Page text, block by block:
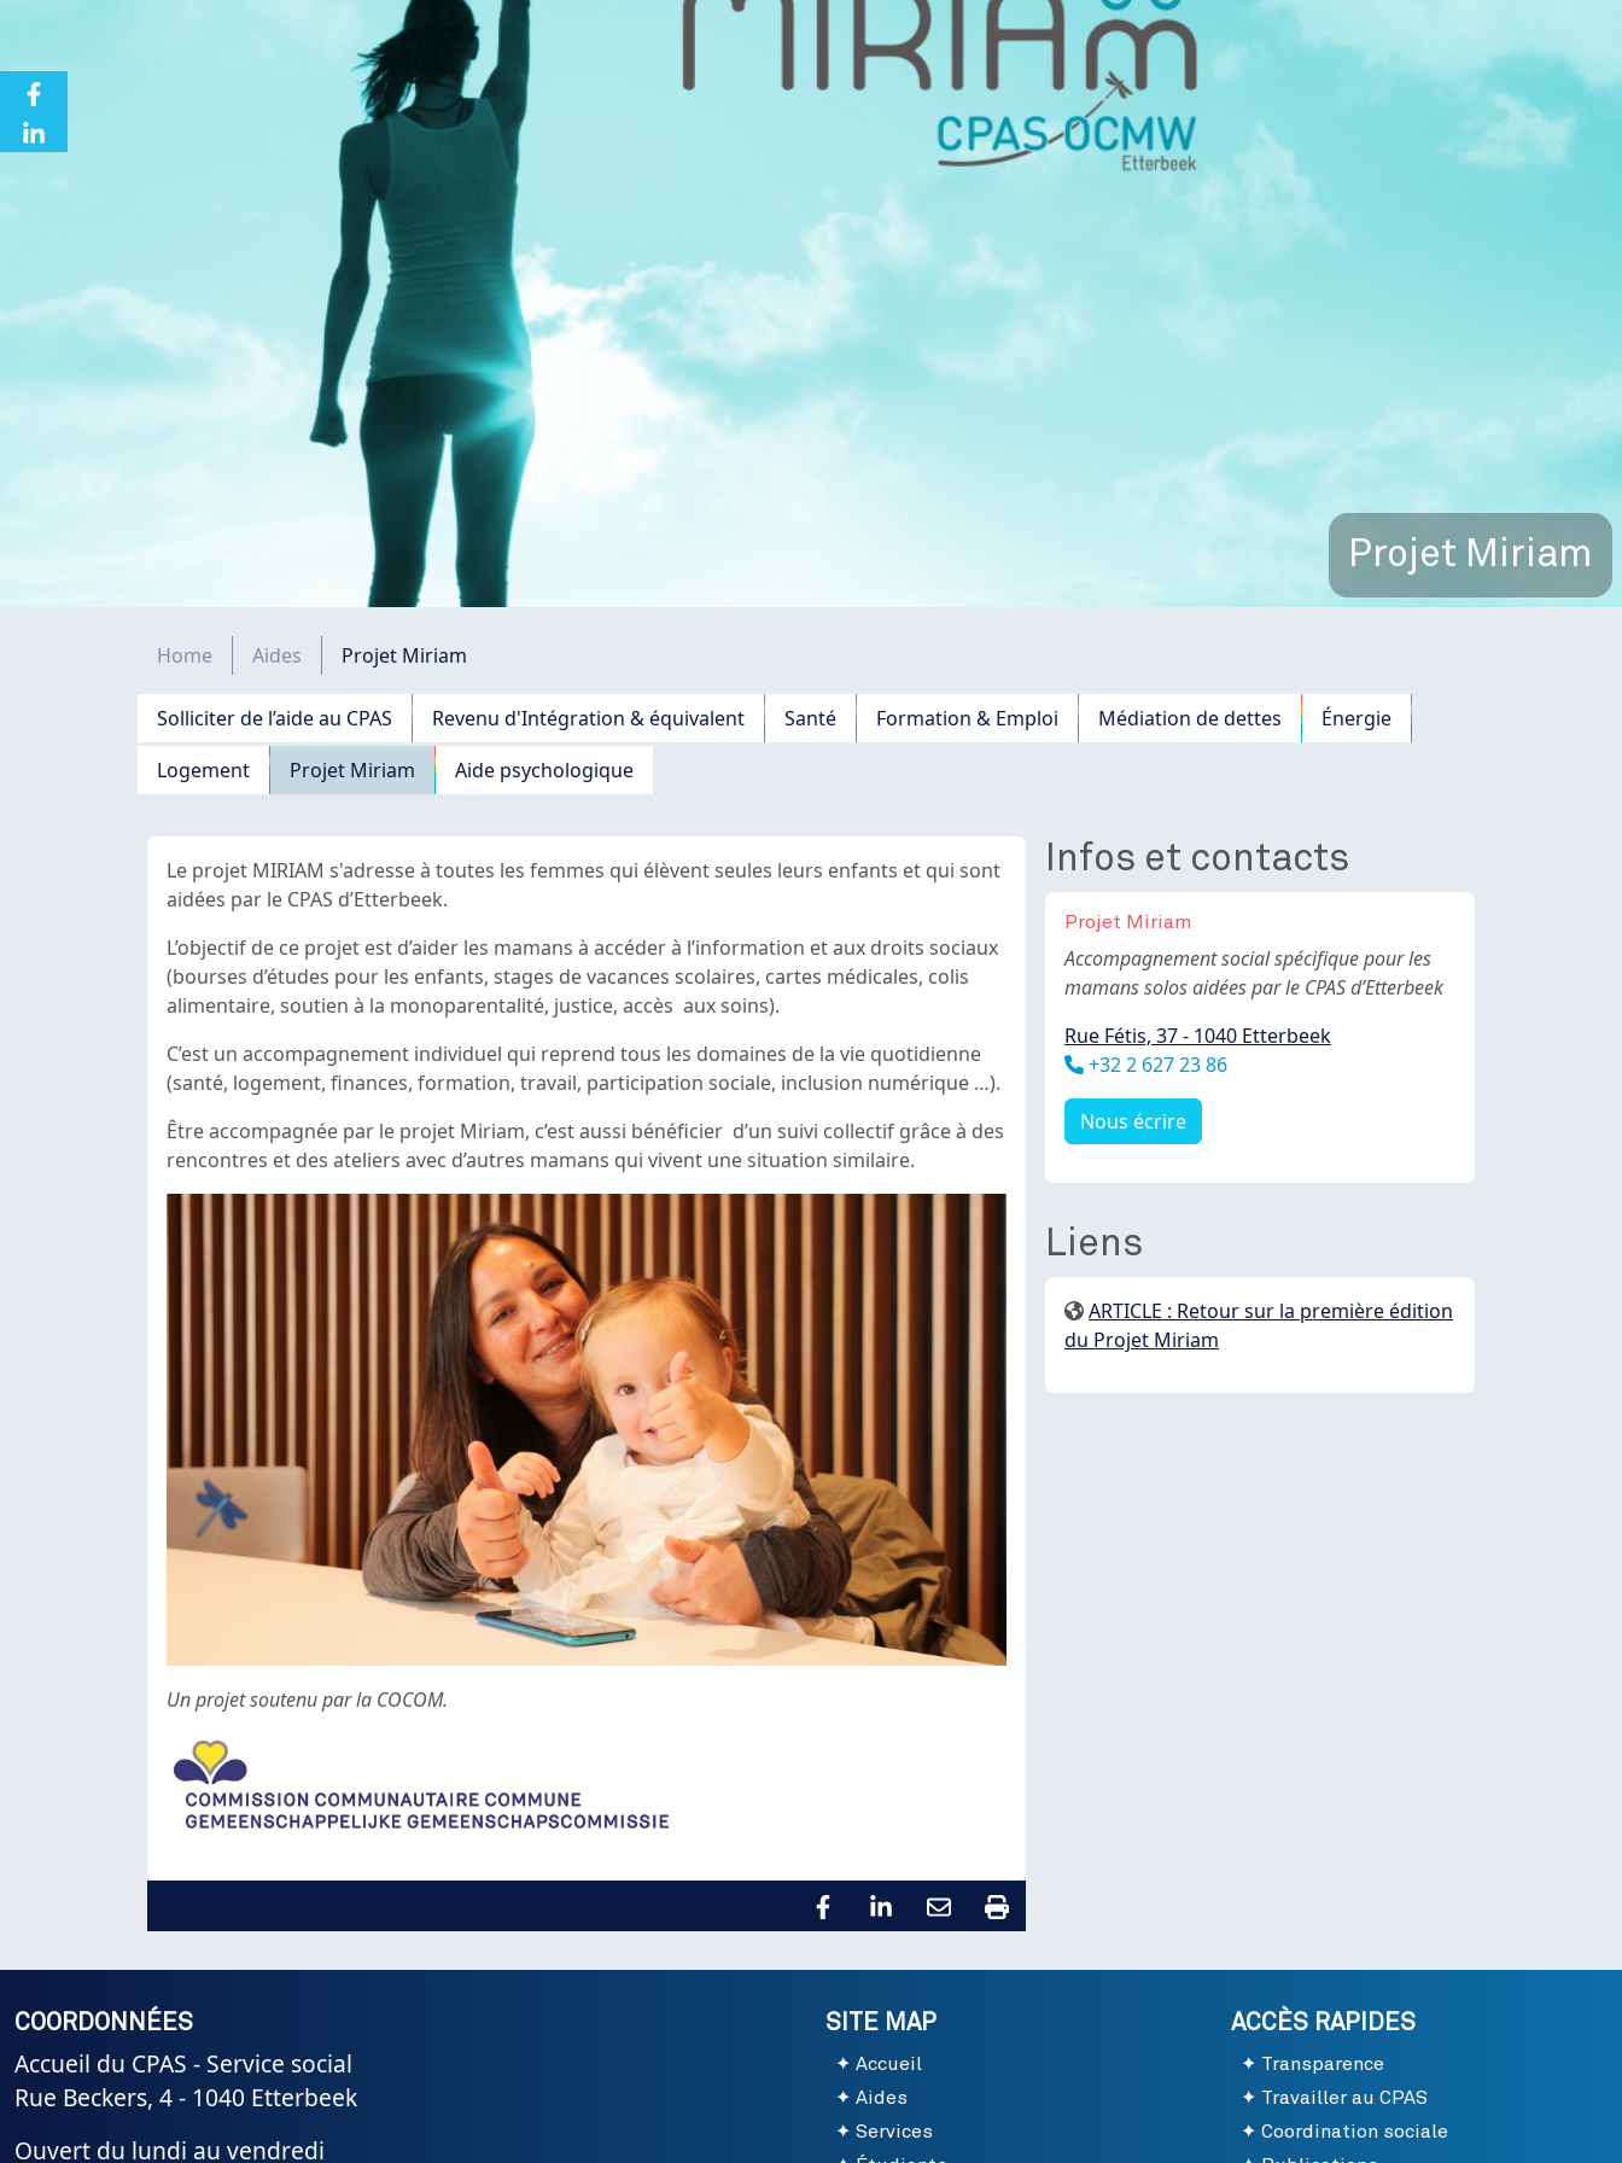
Projet Miriam
Fil d'Ariane
Home Aides Projet Miriam
Navigation principale
Solliciter de l’aide au CPAS Revenu d'Intégration & équivalent Santé Formation & Emploi Médiation de dettes
Énergie
Logement
Projet Miriam Aide psychologique
Le projet MIRIAM s'adresse à toutes les femmes qui élèvent seules leurs enfants et qui sont
aidées par le CPAS d’Etterbeek.
L’objectif de ce projet est d’aider les mamans à accéder à l’information et aux droits sociaux
(bourses d’études pour les enfants, stages de vacances scolaires, cartes médicales, colis
alimentaire, soutien à la monoparentalité, justice, accès aux soins).
C’est un accompagnement individuel qui reprend tous les domaines de la vie quotidienne
(santé, logement, finances, formation, travail, participation sociale, inclusion numérique …).
Être accompagnée par le projet Miriam, c’est aussi bénéficier d’un suivi collectif grâce à des
rencontres et des ateliers avec d’autres mamans qui vivent une situation similaire.
Un projet soutenu par la COCOM.
Infos et contacts
Projet Miriam
Body
Accompagnement social spécifique pour les
mamans solos aidées par le CPAS d’Etterbeek
Rue Fétis, 37 - 1040 Etterbeek
Téléphone
+32 2 627 23 86
Nous écrire
Liens
ARTICLE : Retour sur la première édition
du Projet Miriam
COORDONNÉES
Accueil du CPAS - Service social
Rue Beckers, 4 - 1040 Etterbeek
Ouvert du lundi au vendredi
SITE MAP
Accueil
Aides
Services
ACCÈS RAPIDES
Transparence
Travailler au CPAS
Coordination sociale